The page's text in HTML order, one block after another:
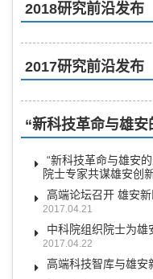
2018研究前沿发布
2017研究前沿发布
“新科技革命与雄
“新科技革命与雄安
院士专家共谋雄安创
高端论坛召开 雄安
2017.04.21
中科院组织院士为雄
2017.04.22
高端科技智库与雄安